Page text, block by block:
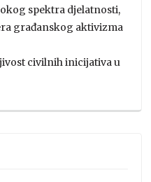
spektra djelatnosti,
građanskog aktivizma
civilnih inicijativa u